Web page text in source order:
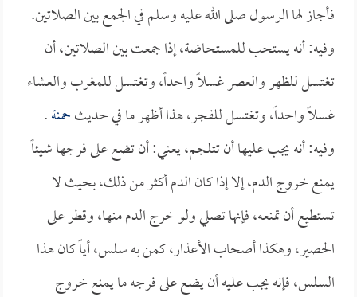
فأجاز لها الرسول صلى الله عليه وسلم في الجمع بين الصلاتين.
وفيه: أنه يستحب للمستحاضة، إذا جمعت بين الصلاتين، أن
تغتسل للظهر والعصر غسلاً واحداً، وتغتسل للمغرب والعشاء
غسلاً واحداً، وتغتسل للفجر، هذا أظهر ما في حديثحمنة.
وفيه: أنه يجب عليها أن تتلجم، يعني: أن تضع على فرجها شيئاً
يمنع خروج الدم، إلا إذا كان الدم أكثر من ذلك، بحيث لا
تستطيع أن تمنعه، فإنها تصلي ولو خرج الدم منها، وقطر على
الحصير، وهكذا أصحاب الأعذار، كمن به سلس، أياً كان هذا
السلس، فإنه يجب عليه أن يضع على فرجه ما يمنع خروج